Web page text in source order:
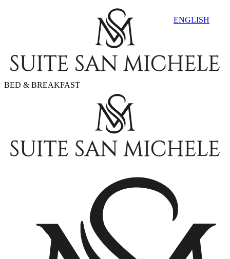
BED & BREAKFAST
ENGLISH